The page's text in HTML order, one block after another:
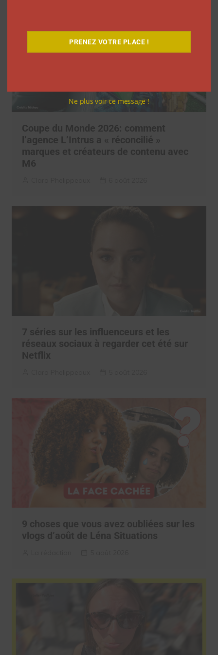
Coupe du Monde 2026: comment
l’agence L’Intrus a « réconcilié »
marques et créateurs de contenu avec
M6
7 séries sur les influenceurs et les
réseaux sociaux à regarder cet été sur
Netflix
9 choses que vous avez oubliées sur les
vlogs d’août de Léna Situations
PRENEZ VOTRE PLACE !
Ne plus voir ce message !